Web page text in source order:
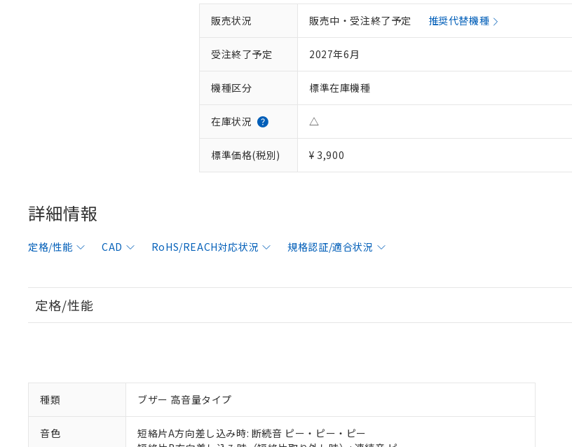
販売状況 販売中・受注終了予定 推奨代替機種
受注終了予定 2027年6月
機種区分 標準在庫機種
在庫状況 △
標準価格(税別) ¥ 3,900
詳細情報
定格/性能 CAD RoHS/REACH対応状況 規格認証/適合状況
定格/性能
種類 ブザー 高音量タイプ
音色
短絡片A方向差し込み時: 断続音 ピー・ピー・ピー
ご利用条件
対応予定なし：EU RoHS指令（10物質）の非含有に非対応の商品で、対応
調査・確認中：EU RoHS指令（10物質）の非含有の対応状況を調査中また
非該当品：ライセンス料など無形物で、有害物質有無と関係のない商品です
※1 中国RoHS○×表